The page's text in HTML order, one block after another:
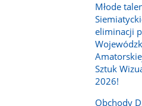
Młode
eliminacji
Sztuk
2026!
Obchody